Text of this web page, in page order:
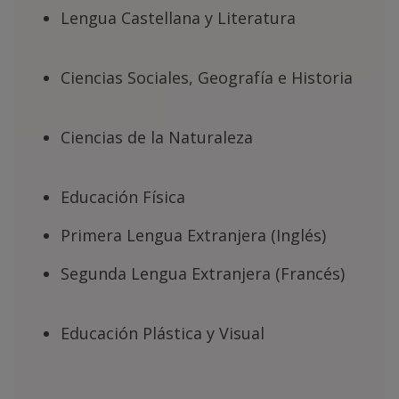
Lengua Castellana y Literatura
Ciencias Sociales, Geografía e Historia
Ciencias de la Naturaleza
Educación Física
Primera Lengua Extranjera (Inglés)
Segunda Lengua Extranjera (Francés)
Educación Plástica y Visual